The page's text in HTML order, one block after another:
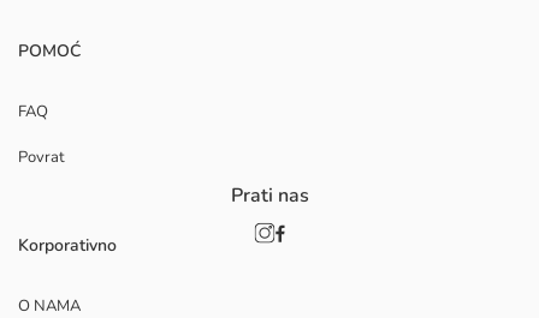
POMOĆ
FAQ
Povrat
Korporativno
O NAMA
Prati nas